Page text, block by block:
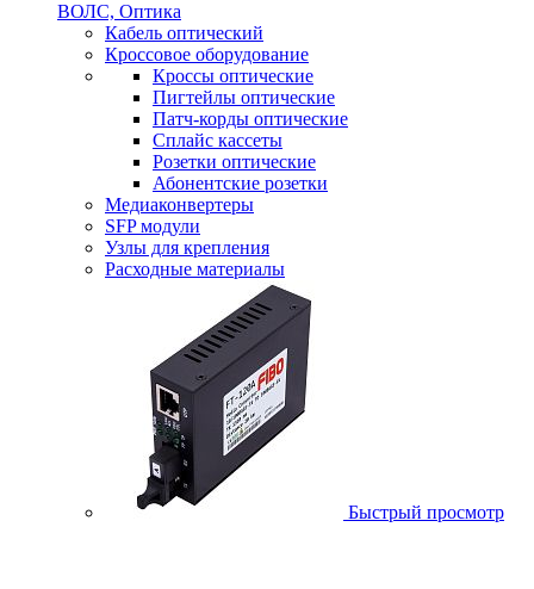
ВОЛС, Оптика
Кабель оптический
Кроссовое оборудование
Кроссы оптические
Пигтейлы оптические
Патч-корды оптические
Сплайс кассеты
Розетки оптические
Абонентские розетки
Медиаконвертеры
SFP модули
Узлы для крепления
Расходные материалы
Быстрый просмотр